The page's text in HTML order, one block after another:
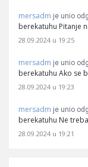
mersadm je unio
berekatuhu Pitanje
28.09.2024 u 19:25
mersadm je unio
berekatuhu Ako se
28.09.2024 u 19:23
mersadm je unio
berekatuhu Ne
28.09.2024 u 19:21